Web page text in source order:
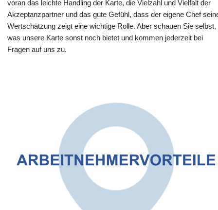
voran das leichte Handling der Karte, die Vielzahl und Vielfalt der
Akzeptanzpartner und das gute Gefühl, dass der eigene Chef
Wertschätzung zeigt eine wichtige Rolle. Aber schauen Sie selbst,
was unsere Karte sonst noch bietet und kommen jederzeit bei
Fragen auf uns zu.